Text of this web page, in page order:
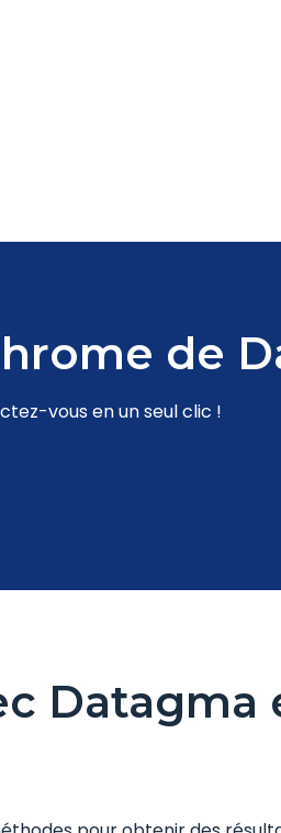
de
vous en un seul clic !
Datagma